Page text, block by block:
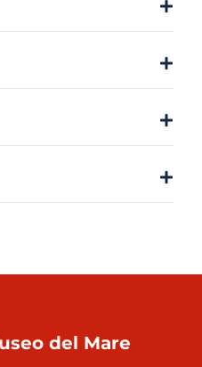
del Mare